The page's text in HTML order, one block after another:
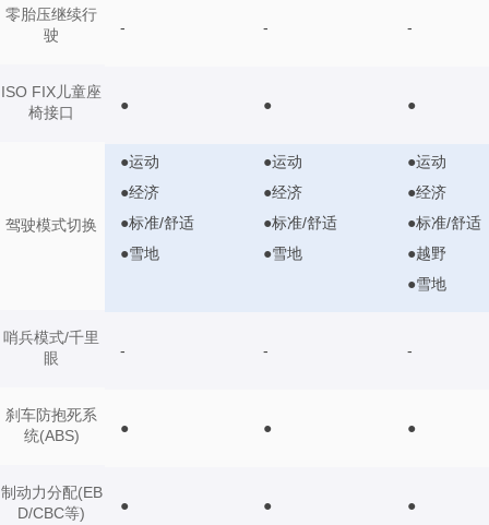
零胎压继续行
驶
ISO FIX儿童座
椅接口
驾驶模式切换
哨兵模式/千里
眼
刹车防抱死系
统(ABS)
制动力分配(EB
D/CBC等)
- - -
● ● ●
●运动
●经济
●标准/舒适
●雪地
●运动
●经济
●标准/舒适
●雪地
●运动
●经济
●标准/舒适
●越野
●雪地
- - -
● ● ●
● ● ●